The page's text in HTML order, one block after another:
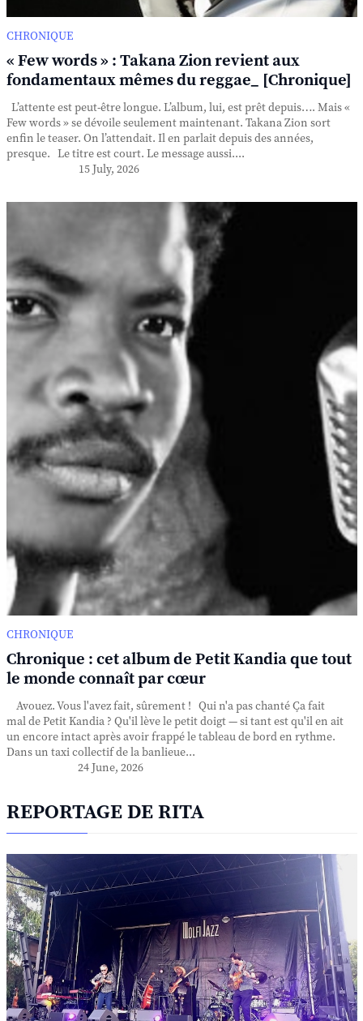
CHRONIQUE
« Few words » : Takana Zion revient aux
fondamentaux mêmes du reggae_ [Chronique]
L’attente est peut-être longue. L’album, lui, est prêt depuis…. Mais «
Few words » se dévoile seulement maintenant. Takana Zion sort
enfin le teaser. On l’attendait. Il en parlait depuis des années,
presque. Le titre est court. Le message aussi....
15 July, 2026
CHRONIQUE
Chronique : cet album de Petit Kandia que tout
le monde connaît par cœur
Avouez. Vous l'avez fait, sûrement ! Qui n'a pas chanté Ça fait
mal de Petit Kandia ? Qu'il lève le petit doigt — si tant est qu'il en ait
un encore intact après avoir frappé le tableau de bord en rythme.
Dans un taxi collectif de la banlieue...
24 June, 2026
REPORTAGE DE RITA